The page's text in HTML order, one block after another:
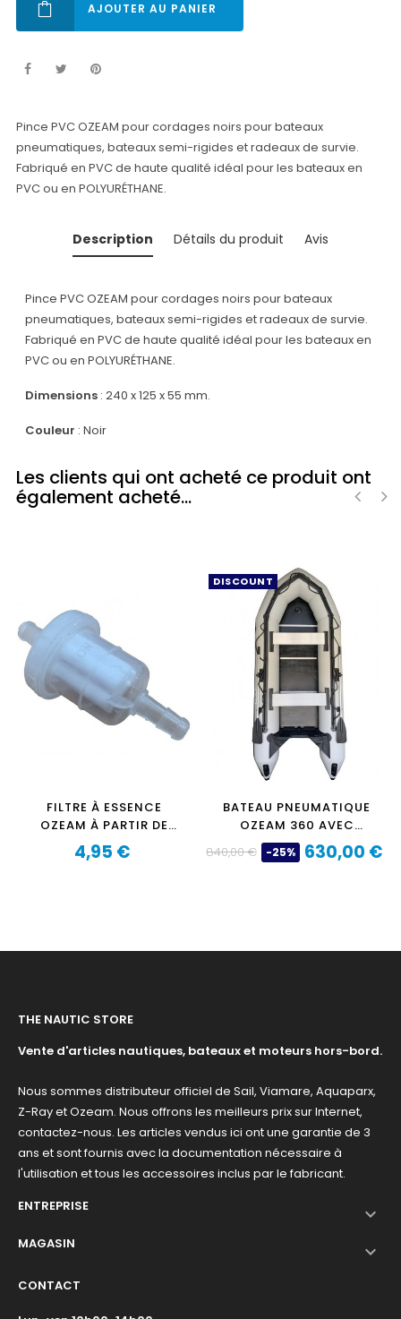
AJOUTER AU PANIER
Pince PVC OZEAM pour cordages noirs pour bateaux
pneumatiques, bateaux semi-rigides et radeaux de survie.
Fabriqué en PVC de haute qualité idéal pour les bateaux en
PVC ou en POLYURÉTHANE.
Description Détails du produit Avis
Pince PVC OZEAM pour cordages noirs pour bateaux
pneumatiques, bateaux semi-rigides et radeaux de survie.
Fabriqué en PVC de haute qualité idéal pour les bateaux en
PVC ou en POLYURÉTHANE.
Dimensions : 240 x 125 x 55 mm.
Couleur : Noir
Les clients qui ont acheté ce produit ont
également acheté...
FILTRE À ESSENCE
OZEAM À PARTIR DE
6CV
Prix
4,95 €
DISCOUNT
BATEAU PNEUMATIQUE
OZEAM 360 AVEC
PLANCHER BOIS ET
QUILLE GONFLABLE
Prix
840,00 € -25%
Prix630,00 €
THE NAUTIC STORE
Vente d'articles nautiques, bateaux et moteurs hors-bord.
Nous sommes distributeur officiel de Sail, Viamare, Aquaparx,
Z-Ray et Ozeam. Nous offrons les meilleurs prix sur Internet,
contactez-nous. Les articles vendus ici ont une garantie de 3
ans et sont fournis avec la documentation nécessaire à
l'utilisation et tous les accessoires inclus par le fabricant.
ENTREPRISE

MAGASIN 
CONTACT